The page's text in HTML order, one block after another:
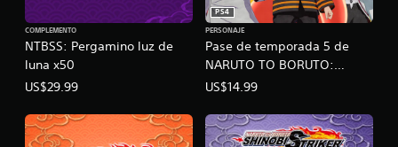
NTBSS: Pergamino luz de
luna x50
COMPLEMENTO
US$29.99
Pase de temporada 5 de
NARUTO TO BORUTO:
SHINOBI STRIKER
PS4
PERSONAJE
US$14.99